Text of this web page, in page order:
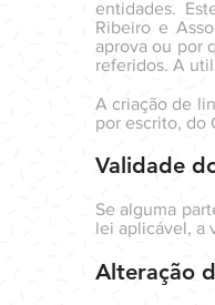
entidades.
Ribeiro e
aprova ou por
referidos. A
A criação de
por escrito, do
Validade
Se alguma
lei aplicável, a
Alteração